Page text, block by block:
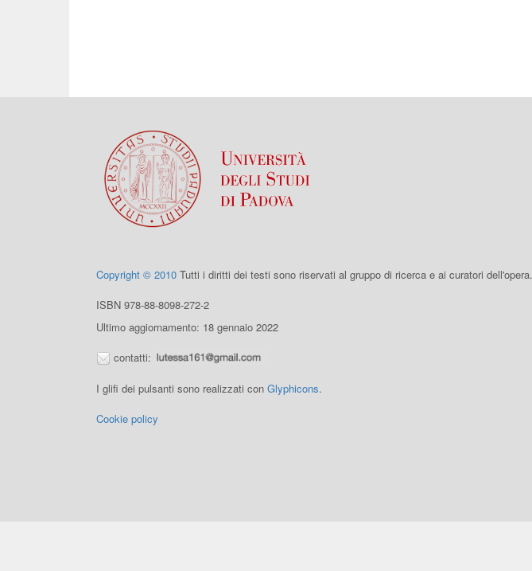
Copyright © 2010 Tutti i diritti dei testi sono riservati al gruppo di ricerca e ai curatori dell'opera.
ISBN 978-88-8098-272-2
Ultimo aggiornamento: 18 gennaio 2022
contatti:
I glifi dei pulsanti sono realizzati con Glyphicons.
Cookie policy